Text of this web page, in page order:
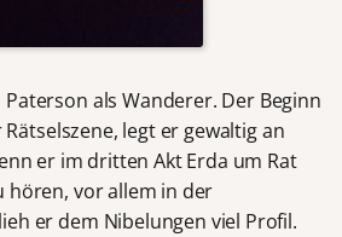
als Wanderer. Der Beginn
legt er gewaltig an
er im dritten Akt Erda um Rat
hören, vor allem in der
er dem Nibelungen viel Profil.